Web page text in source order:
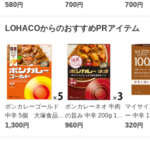
0g（1人前） 1セット
580円
人前） 1セット（1袋×
700円
キン
700円
LOHACOからのおすすめPRアイテム
ボンカレーゴールド
中辛 5個 大塚食品
レンジ対応
1,300円
ボンカレーネオ 牛肉
の旨み 中辛 200g 1セ
ット（1個×3）大塚食
960円
マイサ
ー 中辛
（100g
320円